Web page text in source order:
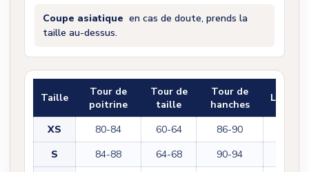
Coupe asiatique en cas de doute, prends la
taille au-dessus.
Taille
Tour de
poitrine
Tour de
taille
Tour de
hanches
XS 80-84 60-64 86-90
S
84-88 64-68 90-94